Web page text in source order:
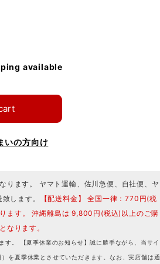
available
いの方向け
ります。 ヤマト運輸、佐川急便、自社便、ヤ
します。
【配送料金】 全国一律：770円(税
ます。 沖縄離島は 9,800円(税込)以上のご購
なります。
す。 【夏季休業のお知らせ】誠に勝手ながら、当サイ
を夏季休業とさせていただきます。なお、実店舗は通